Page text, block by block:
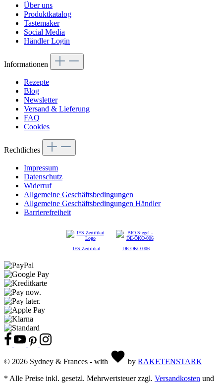
Über uns
Produktkatalog
Tastemaker
Social Media
Händler Login
Informationen
Rezepte
Blog
Newsletter
Versand & Lieferung
FAQ
Cookies
Rechtliches
Impressum
Datenschutz
Widerruf
Allgemeine Geschäftsbedingungen
Allgemeine Geschäftsbedingungen Händler
Barrierefreiheit
IFS Zertifikat DE-ÖKO 006
© 2026 Sydney & Frances - with by RAKETENSTARK
* Alle Preise inkl. gesetzl. Mehrwertsteuer zzgl. Versandkosten und